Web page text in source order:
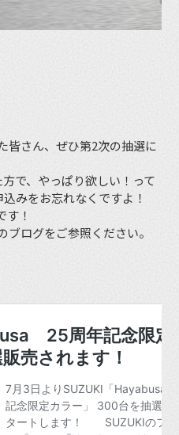
皆さん、ぜひ第2次の抽選に
で、やっぱり欲しい！って
みをお忘れなくですよ！
す！
ログをご参照ください。